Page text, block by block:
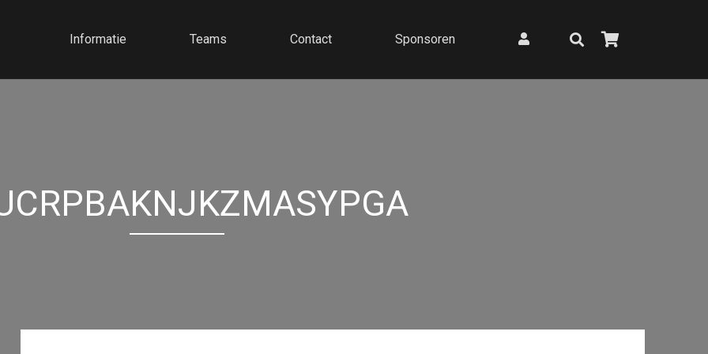
Informatie Teams Contact Sponsoren